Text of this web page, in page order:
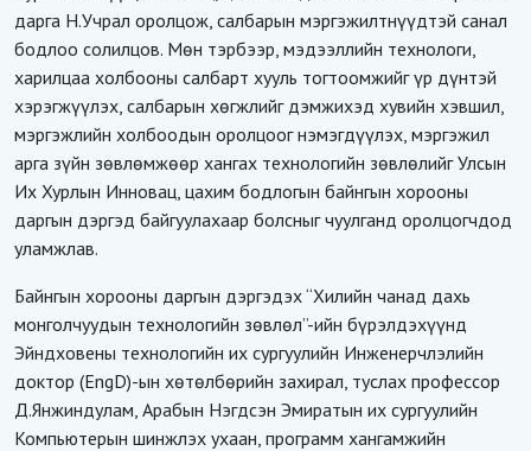
дарга Н.Учрал оролцож, салбарын мэргэжилтнүүдтэй санал
бодлоо солилцов. Мөн тэрбээр, мэдээллийн технологи,
харилцаа холбооны салбарт хууль тогтоомжийг үр дүнтэй
хэрэгжүүлэх, салбарын хөгжлийг дэмжихэд хувийн хэвшил,
мэргэжлийн холбоодын оролцоог нэмэгдүүлэх, мэргэжил
арга зүйн зөвлөмжөөр хангах технологийн зөвлөлийг Улсын
Их Хурлын Инновац, цахим бодлогын байнгын хорооны
даргын дэргэд байгуулахаар болсныг чуулганд оролцогчдод
уламжлав.
Байнгын хорооны даргын дэргэдэх “Хилийн чанад дахь
монголчуудын технологийн зөвлөл”-ийн бүрэлдэхүүнд
Эйндховены технологийн их сургуулийн Инженерчлэлийн
доктор (EngD)-ын хөтөлбөрийн захирал, туслах профессор
Д.Янжиндулам, Арабын Нэгдсэн Эмиратын их сургуулийн
Компьютерын шинжлэх ухаан, программ хангамжийн